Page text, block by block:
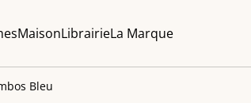
MaisonLibrairieLa Marque
Bleu